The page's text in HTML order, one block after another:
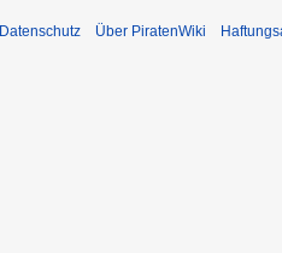
Datenschutz Über PiratenWiki